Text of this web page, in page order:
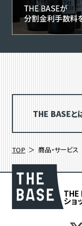
THE BASEと
TOP 商品・サービス
THE
ショ